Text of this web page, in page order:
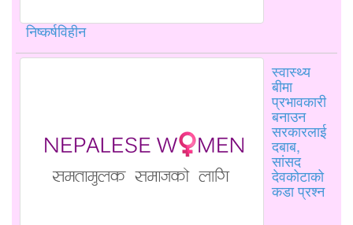
निष्कर्षविहीन
स्वास्थ्य
बीमा
प्रभावकारी
बनाउन
सरकारलाई
दबाब,
सांसद
देवकोटाको
कडा प्रश्न